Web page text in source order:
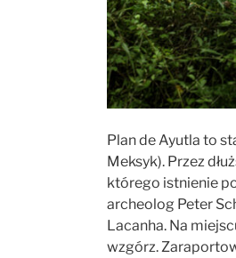
Plan de Ayutla to
Meksyk). Przez
którego istnienie
archeolog Peter
Lacanha. Na
wzgórz.